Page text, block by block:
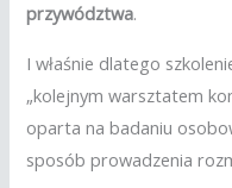
przywództwa.
I właśnie dlatego
„kolejnym warsztatem
oparta na badaniu
sposób prowadzenia